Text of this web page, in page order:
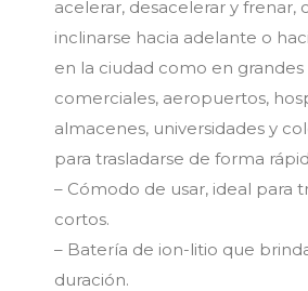
acelerar, desacelerar y frenar,
inclinarse hacia adelante o
en la ciudad como en
comerciales, aeropuertos,
almacenes, universidades y
para trasladarse de forma
– Cómodo de usar, ideal para
cortos.
– Batería de ion-litio que
duración.